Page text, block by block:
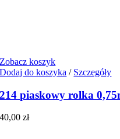
Zobacz koszyk
Dodaj do koszyka / Szczegóły
214 piaskowy rolka
40,00zł